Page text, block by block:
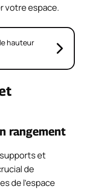
votre espace.
hauteur
rangement
supports et
de
de l’espace